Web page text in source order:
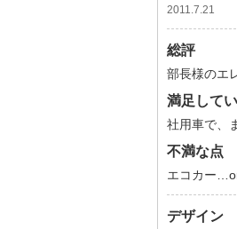
2011.7.21
総評
部長様のエ
満足して
社用車で、
不満な点
エコカー
デザイン